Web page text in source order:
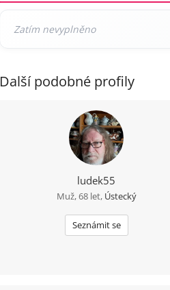
Další podobné profily
ludek55
Muž, 68 let, Ústecký
Seznámit se